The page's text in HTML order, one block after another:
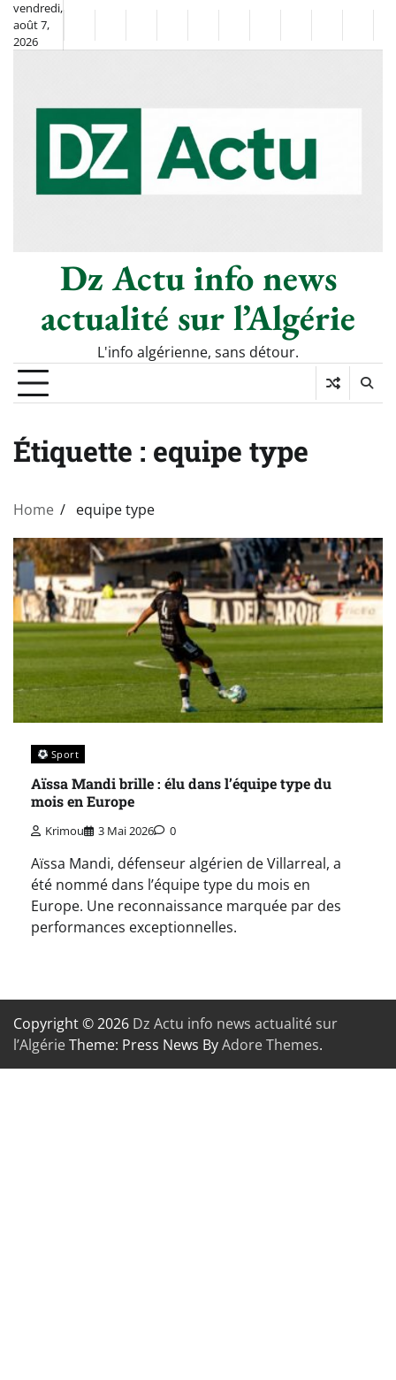
Skip
content
vendredi,
août 7,
2026
FlashSportclasséDiasporaChronique
Le
Thé
SociétéCultureMondeÉconomie
Tech
Dz Actu info news
actualité sur l’Algérie
L'info algérienne, sans détour.
Étiquette : equipe type
Home equipe type
Sport
Aïssa Mandi brille : élu dans l’équipe type du
mois en Europe
Krimou 3 Mai 2026 0
Aïssa Mandi, défenseur algérien de Villarreal, a
été nommé dans l’équipe type du mois en
Europe. Une reconnaissance marquée par des
performances exceptionnelles.
Copyright © 2026 Dz Actu info news actualité sur
l’AlgérieTheme: Press News ByAdore Themes.